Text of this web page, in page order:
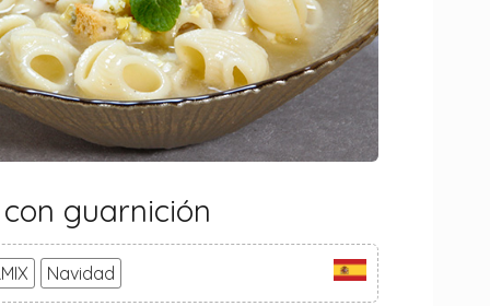
guarnición
Navidad